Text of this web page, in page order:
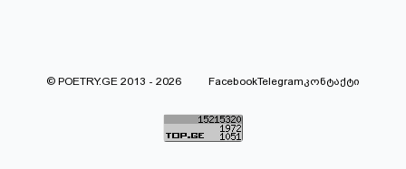
© POETRY.GE 2013 - 2026 FacebookTelegramკონტაქტი